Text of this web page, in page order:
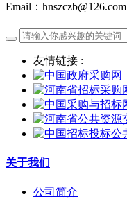
Email：hnszczb@126.com
友情链接 :
关于我们
公司简介